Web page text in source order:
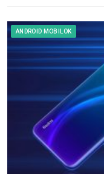
ANDROID MOBILOK